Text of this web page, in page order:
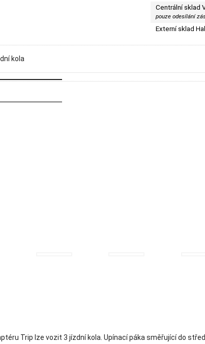
Centrální sklad
pouze odesílání
Externí sklad
kola
Trip lze vozit 3 jízdní kola. Upínací páka směřující do